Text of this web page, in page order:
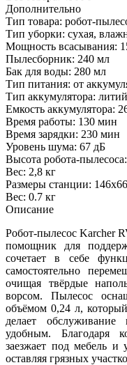
Дополнительно
Тип товара: робот-
Тип уборки: сухая,
Мощность всасывания:
Пылесборник: 240 мл
Бак для воды: 280 мл
Тип питания: от
Тип аккумулятора:
Емкость аккумулятора:
Время работы: 130 мин
Время зарядки: 230 мин
Уровень шума: 67 дБ
Высота робота-
Вес: 2,8 кг
Размеры станции:
Вес: 0.7 кг
Описание
Робот‑пылесос Karcher
помощник для
сочетает в себе
самостоятельно
очищая твёрдые
ворсом. Пылесос
объёмом 0,24 л,
делает
удобным. Благодаря
заезжает под мебель и
оставляя грязных